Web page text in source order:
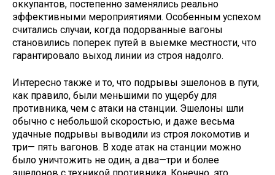
оккупантов, постепен­но заменялись реально
эффективными мероприятиями. Особенным успехом
считались случаи, когда подорванные вагоны
становились поперек путей в выемке местности, что
гарантировало выход линии из строя надолго.
Интересно также и то, что подрывы эшелонов в пути,
как правило, были меньшими по ущербу для
противни­ка, чем с атаки на станции. Эшелоны шли
обычно с небольшой скоростью, и даже весьма
удачные подрывы вы­водили из строя локомотив и
три— пять вагонов. В ходе атак на станции можно
было уничтожить не один, а два—три и более